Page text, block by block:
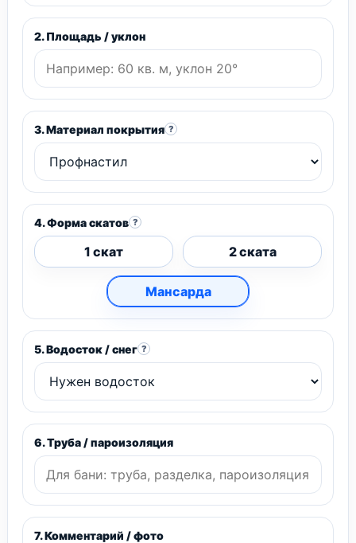
2. Площадь / уклон
3. Материал покрытия ?
4. Форма скатов ?
1 скат 2 ската
Мансарда
5. Водосток / снег ?
6. Труба / пароизоляция
7. Комментарий / фото